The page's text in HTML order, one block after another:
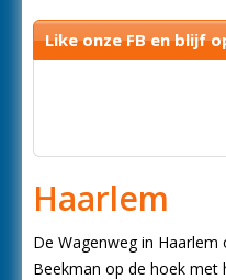
Like onze FB en blijf
Haarlem
De Wagenweg in
Beekman op de hoek met